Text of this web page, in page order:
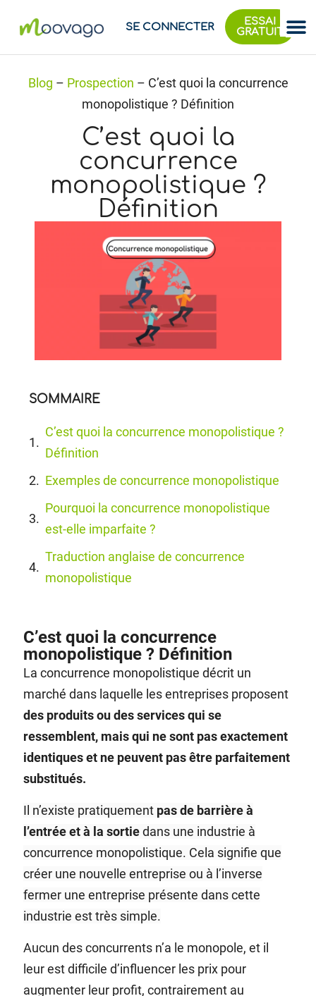
SE CONNECTER
ESSAI
GRATUIT
Blog – Prospection – C’est quoi la concurrence
monopolistique ? Définition
C’est quoi la
concurrence
monopolistique ?
Définition
SOMMAIRE
C’est quoi la concurrence monopolistique ?
Définition
Exemples de concurrence monopolistique
Pourquoi la concurrence monopolistique
est-elle imparfaite ?
Traduction anglaise de concurrence
monopolistique
C’est quoi la concurrence
monopolistique ? Définition
La concurrence monopolistique décrit un
marché dans laquelle les entreprises proposent
des produits ou des services qui se
ressemblent, mais qui ne sont pas exactement
identiques et ne peuvent pas être parfaitement
substitués.
Il n’existe pratiquement pas de barrière à
l’entrée et à la sortiedans une industrie à
concurrence monopolistique. Cela signifie que
créer une nouvelle entreprise ou à l’inverse
fermer une entreprise présente dans cette
industrie est très simple.
Aucun des concurrents n’a le monopole, et il
leur est difficile d’influencer les prix pour
augmenter leur profit, contrairement au